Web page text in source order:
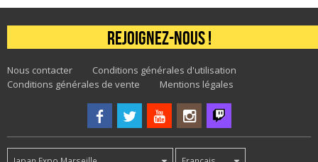
Rejoignez-nous !
Nous contacter
Conditions générales d'utilisation
Conditions générales de vente
Mentions légales